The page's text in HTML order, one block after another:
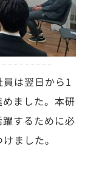
は翌日から1
ました。本研
するために必
ました。